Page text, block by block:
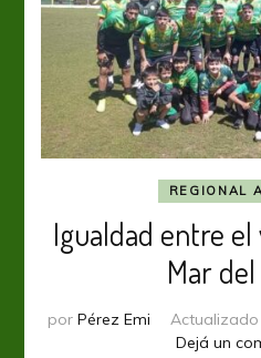
REGIONAL
Igualdad entre
Mar
por Pérez Emi Actualizado
Dejá un